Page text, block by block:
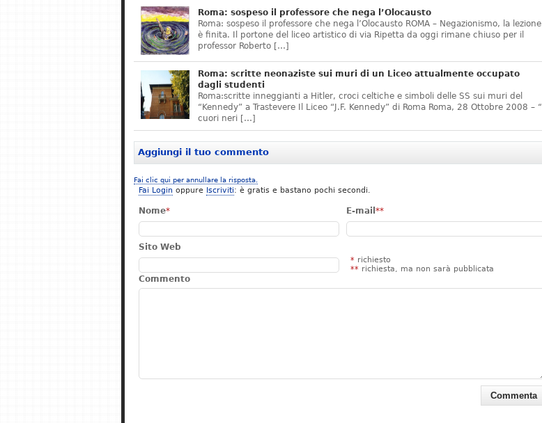
Roma: sospeso il professore che nega l’Olocausto
Roma: sospeso il professore che nega l’Olocausto ROMA – Negazionismo, la lezione
è finita. Il portone del liceo artistico di via Ripetta da oggi rimane chiuso per il
professor Roberto […]
Roma: scritte neonaziste sui muri di un Liceo attualmente occupato
dagli studenti
Roma:scritte inneggianti a Hitler, croci celtiche e simboli delle SS sui muri del
“Kennedy” a Trastevere Il Liceo “J.F. Kennedy” di Roma Roma, 28 Ottobre 2008 – “I
cuori neri […]
Aggiungi il tuo commento
Fai clic qui per annullare la risposta.
Fai Login oppure Iscriviti: è gratis e bastano pochi secondi.
Nome* E-mail **
Sito Web
* richiesto
** richiesta, ma non sarà pubblicata
Commento